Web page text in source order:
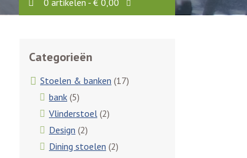
0 artikelen - € 0,00
Categorieën
Stoelen & banken (17)
bank (5)
Vlinderstoel (2)
Design (2)
Dining stoelen (2)